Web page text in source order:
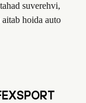
suverehvi,
hoida auto